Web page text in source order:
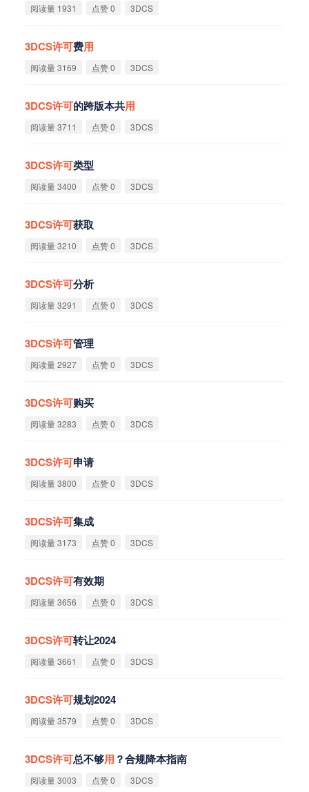
阅读量 1931 点赞 0 3DCS
3DCS许可费用
阅读量 3169 点赞 0 3DCS
3DCS许可的跨版本共用
阅读量 3711 点赞 0 3DCS
3DCS许可类型
阅读量 3400 点赞 0 3DCS
3DCS许可获取
阅读量 3210 点赞 0 3DCS
3DCS许可分析
阅读量 3291 点赞 0 3DCS
3DCS许可管理
阅读量 2927 点赞 0 3DCS
3DCS许可购买
阅读量 3283 点赞 0 3DCS
3DCS许可申请
阅读量 3800 点赞 0 3DCS
3DCS许可集成
阅读量 3173 点赞 0 3DCS
3DCS许可有效期
阅读量 3656 点赞 0 3DCS
3DCS许可转让2024
阅读量 3661 点赞 0 3DCS
3DCS许可规划2024
阅读量 3579 点赞 0 3DCS
3DCS许可总不够用 ？合规降本指南
阅读量 3003 点赞 0 3DCS